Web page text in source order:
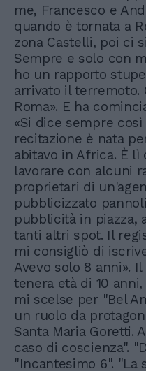
me, Francesco e
quando è tornata a
zona Castelli, poi ci
Sempre e solo con
ho un rapporto
arrivato il terremoto.
Roma». E ha
«Si dice sempre
recitazione è nata
abitavo in Africa. È
lavorare con alcuni
proprietari di
pubblicizzato
pubblicità in piazza,
tanti altri spot. Il
mi consigliò di
Avevo solo 8 anni».
tenera età di 10
mi scelse per "Bel
un ruolo da
Santa Maria Goretti.
caso di coscienza".
"Incantesimo 6". "La